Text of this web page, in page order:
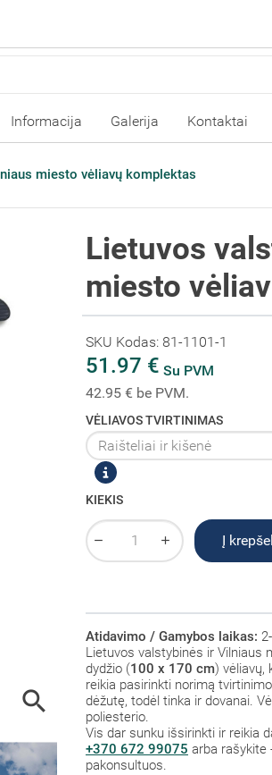
Informacija Galerija Kontaktai
miesto vėliavų komplektas

Lietuvos
miesto
SKU Kodas: 81-1101-1
51.97 € Su PVM
42.95 € be PVM.
VĖLIAVOS TVIRTINIMAS
KIEKIS
Į
Atidavimo / Gamybos laikas:
Lietuvos valstybinės ir Vilniaus
dydžio (100 x 170 cm) vėliavų,
reikia pasirinkti norimą
dėžutę, todėl tinka ir dovanai.
poliesterio.
Vis dar sunku išsirinkti ir reikia
+370 672 99075 arba rašykite
pakonsultuos.